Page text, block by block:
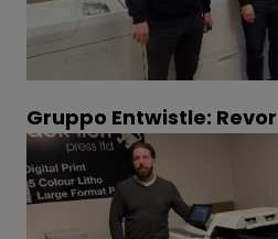
Gruppo Entwistle: